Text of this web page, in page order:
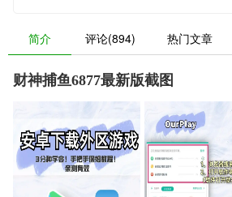
简介 评论(894) 热门文章
财神捕鱼6877最新版截图